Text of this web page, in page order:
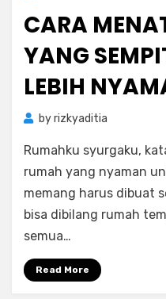
CARA
YANG
LEBIH
byrizkyaditia
Rumahku syurgaku,
rumah yang nyaman
memang harus dibuat
bisa dibilang rumah
semua…
Read More